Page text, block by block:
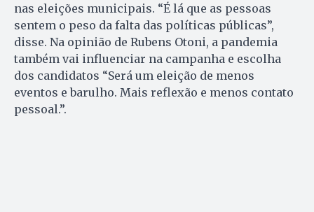
nas eleições municipais. “É lá que as pessoas
sentem o peso da falta das políticas públicas”,
disse. Na opinião de Rubens Otoni, a pandemia
também vai influenciar na campanha e escolha
dos candidatos “Será um eleição de menos
eventos e barulho. Mais reflexão e menos contato
pessoal.”.